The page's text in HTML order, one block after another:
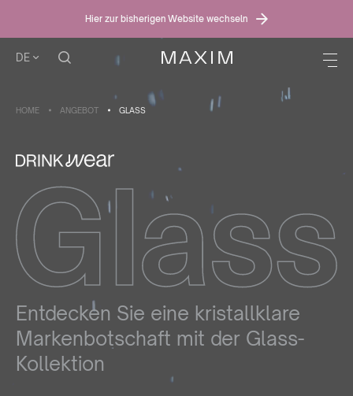
Hier zur bisherigen Website wechseln
DE
HOME ANGEBOT GLASS
Entdecken Sie eine kristallklare
Markenbotschaft mit der Glass-
Kollektion